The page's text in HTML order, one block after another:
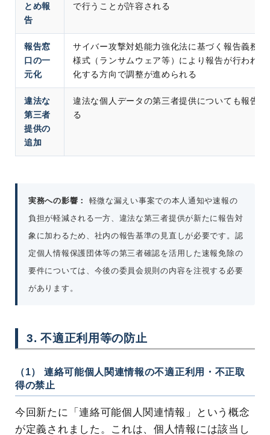
とめ報
告
で行うことが許容される
報告窓
口の一
元化
サイバー攻撃対処能力強化法に基づく報告義務
様式（ランサムウェア等）により報告が行われ
化する方向で調整が進められる
違法な
第三者
提供の
追加
違法な個人データの第三者提供についても報告
る
実務への影響：
軽微な漏えい事案での本人通知や速報の
負担が軽減される一方、違法な第三者提供が新たに報告対
象に加わるため、社内の報告基準の見直しが必要です。認
定個人情報保護団体等の第三者確認を活用した速報免除の
要件については、今後の委員会規則の内容を注視する必要
があります。
3. 不適正利用等の防止
（1） 連絡可能個人関連情報の不適正利用・不正取
得の禁止
今回新たに「連絡可能個人関連情報」という概念
が定義されました。これは、個人情報には該当し